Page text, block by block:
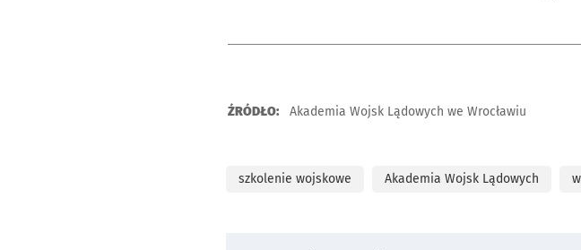
ŹRÓDŁO: Akademia Wojsk Lądowych we Wrocławiu
szkolenie wojskowe Akademia Wojsk Lądowych